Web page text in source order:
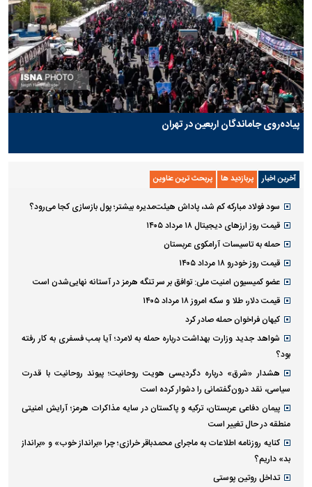
پیاده‌روی جاماندگان اربعین در تهران
آخرین اخبار پربازدید ها پربحث ترین عناوین
سود فولاد مبارکه کم شد، پاداش هیئت‌مدیره بیشتر؛ پول بازسازی کجا می‌رود؟
قیمت روز ارز‌های دیجیتال ۱۸ مرداد ۱۴۰۵
حمله به تاسیسات آرامکوی عربستان
قیمت روز خودرو ۱۸ مرداد ۱۴۰۵
عضو کمیسیون امنیت ملی: توافق بر سر تنگه هرمز در آستانه نهایی‌شدن است
قیمت دلار، طلا و سکه امروز ۱۸ مرداد ۱۴۰۵
کیهان فراخوان حمله صادر کرد
شواهد جدید وزارت بهداشت درباره حمله به لامرد؛ آیا بمب فسفری به کار رفته
بود؟
هشدار «شرق» درباره دگردیسی هویت روحانیت؛ پیوند روحانیت با قدرت
سیاسی، نقد درون‌گفتمانی را دشوار کرده است
پیمان دفاعی عربستان، ترکیه و پاکستان در سایه مذاکرات هرمز؛ آرایش امنیتی
منطقه در حال تغییر است
کنایه روزنامه اطلاعات به ماجرای محمدباقر خرازی؛ چرا «برانداز خوب» و «برانداز
بد» داریم؟
تداخل روتین پوستی